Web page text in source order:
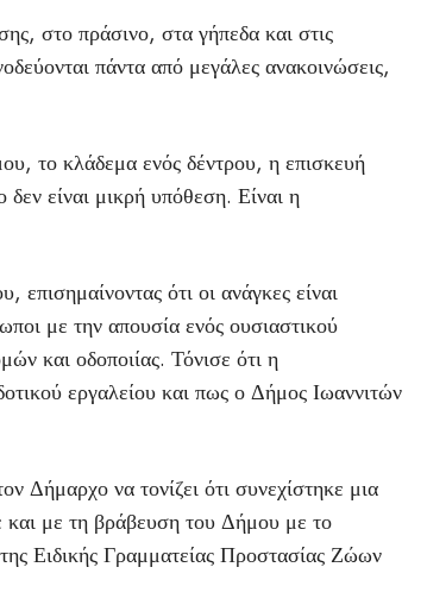
στο πράσινο, στα γήπεδα και στις
πάντα από μεγάλες ανακοινώσεις,
το κλάδεμα ενός δέντρου, η επισκευή
είναι μικρή υπόθεση. Είναι η
ότι οι ανάγκες είναι
με την απουσία ενός ουσιαστικού
και οδοποιίας. Τόνισε ότι η
εργαλείου και πως ο Δήμος Ιωαννιτών
Δήμαρχο να τονίζει ότι συνεχίστηκε μια
και με τη βράβευση του Δήμου με το
Ειδικής Γραμματείας Προστασίας Ζώων